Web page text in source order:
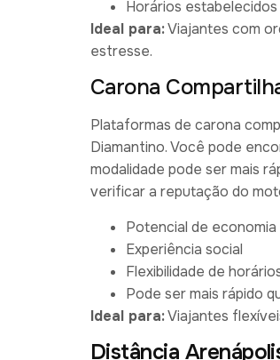
Horários estabelecidos
Ideal para:Viajantes com
estresse.
Carona
Plataformas de carona
Diamantino. Você pode
modalidade pode ser mais
verificar a reputação do
Potencial de economia
Experiência social
Flexibilidade de
Pode ser mais rápido
Ideal para:Viajantes
Distância